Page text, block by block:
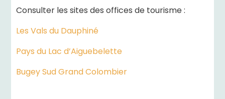
Consulter les sites des offices de tourisme :
Les Vals du Dauphiné
Pays du Lac d’Aiguebelette
Bugey Sud Grand Colombier